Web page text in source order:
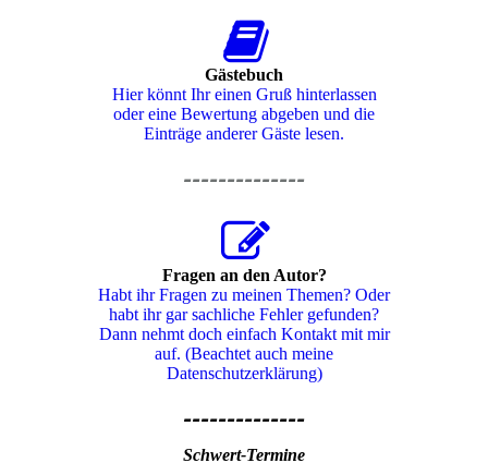
Gästebuch
Hier könnt Ihr einen Gruß hinterlassen
oder eine Bewertung abgeben und die
Einträge anderer Gäste lesen.
--------------
Fragen an den Autor?
Habt ihr Fragen zu meinen Themen? Oder
habt ihr gar sachliche Fehler gefunden?
Dann nehmt doch einfach Kontakt mit mir
auf. (Beachtet auch meine
Datenschutzerklärung)
--------------
Schwert-Termine